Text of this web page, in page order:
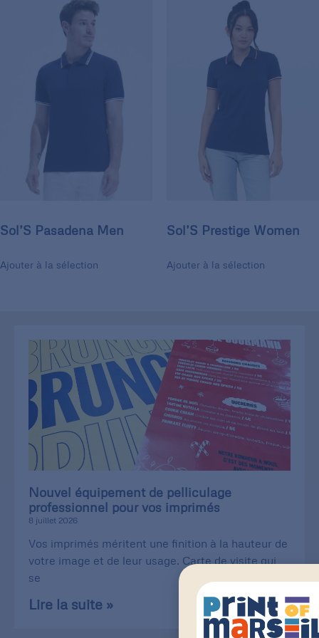
Sol’S Pasadena Men
Ajouter à la sélection
Sol’S Prestige Women
Ajouter à la sélection
Nouvel équipement de pelliculage
professionnel pour vos imprimés
8 juillet 2026
Vos imprimés méritent une finition à la hauteur de
votre image et de leur usage. Carte de visite qui
se
Lire la suite »